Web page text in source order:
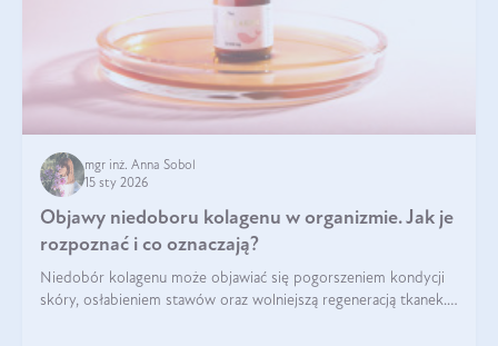
mgr inż. Anna Sobol
15 sty 2026
Objawy niedoboru kolagenu w organizmie. Jak je
rozpoznać i co oznaczają?
Niedobór kolagenu może objawiać się pogorszeniem kondycji
skóry, osłabieniem stawów oraz wolniejszą regeneracją tkanek.